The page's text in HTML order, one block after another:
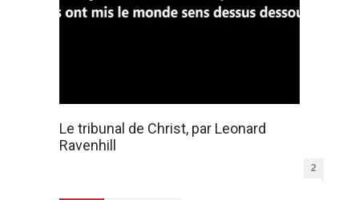
Le tribunal de Christ, par Leonard
Ravenhill
2